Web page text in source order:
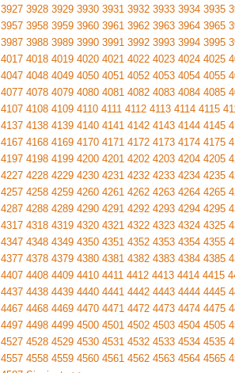
3927 3928 3929 3930 3931 3932 3933 3934 3935
3957 3958 3959 3960 3961 3962 3963 3964 3965
3987 3988 3989 3990 3991 3992 3993 3994 3995
4017 4018 4019 4020 4021 4022 4023 4024 4025
4047 4048 4049 4050 4051 4052 4053 4054 4055
4077 4078 4079 4080 4081 4082 4083 4084 4085
4107 4108 4109 4110 4111 4112 4113 4114 4115
4137 4138 4139 4140 4141 4142 4143 4144 4145
4167 4168 4169 4170 4171 4172 4173 4174 4175
4197 4198 4199 4200 4201 4202 4203 4204 4205
4227 4228 4229 4230 4231 4232 4233 4234 4235
4257 4258 4259 4260 4261 4262 4263 4264 4265
4287 4288 4289 4290 4291 4292 4293 4294 4295
4317 4318 4319 4320 4321 4322 4323 4324 4325
4347 4348 4349 4350 4351 4352 4353 4354 4355
4377 4378 4379 4380 4381 4382 4383 4384 4385
4407 4408 4409 4410 4411 4412 4413 4414 4415
4437 4438 4439 4440 4441 4442 4443 4444 4445
4467 4468 4469 4470 4471 4472 4473 4474 4475
4497 4498 4499 4500 4501 4502 4503 4504 4505
4527 4528 4529 4530 4531 4532 4533 4534 4535
4557 4558 4559 4560 4561 4562 4563 4564 4565